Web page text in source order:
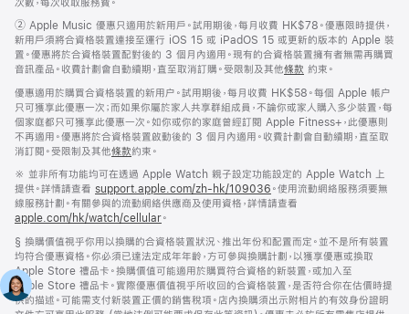
腳
次數，每次收取服務費。
註
腳
② Apple Music 優惠只適用於新用戶。試用期後，每月收費 HK$78。優惠限時提供，
新用戶須將合資格裝置連接至運行 iOS 15 或 iPadOS 15 或更新的版本的 Apple 裝
置。優惠將於合資格裝置配對後的 3 個月內適用。現有的合資格裝置擁有者無需再購買
音訊產品。收費計劃會自動續期，直至取消訂購。受限制及其他條款 約束。
優惠適用於購買合資格裝置的新用户。試用期後，每月收費 HK$58。每個 Apple 帳户
只可獲享此優惠一次；而如果你屬於家人共享群組成員，不論你或家人購入多少裝置，每
個家庭都只可獲享此優惠一次。如你或你的家庭曾經訂閱 Apple Fitness+，此優惠則
不再適用。優惠將於合資格裝置啟動後的 3 個月內適用。收費計劃會自動續期，直至取
消訂閱。受限制及其他條款約束。
註
腳
※ 並非所有功能均可在透過 Apple Watch 親子設定功能設定的 Apple Watch 上
提供。詳情請查看 support.apple.com/zh-hk/109036 (以
新
開
啟)
。使用流動網絡服務須要無
線服務計劃。有關參與的流動網絡供應商及使用資格，詳情請查看
apple.com/hk/watch/cellular。
註
腳
§ 換購價值視乎你用以換購的合資格裝置狀況、推出年份和配置而定。並不是所有裝置
均符合優惠資格。你必須已達法定成年年齡，方可參與換購計劃，以獲享優惠或換取
Apple Store 禮品卡。換購價值可能適用於購買符合資格的新裝置，或加入至
Apple Store 禮品卡。實際優惠價值視乎所收回的合資格裝置，是否符合你在估價時提
供的描述。可能需支付新裝置正價的銷售稅項。店內換購須出示附相片的有效身份證明